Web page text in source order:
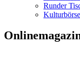
Runder
Kulturbörse